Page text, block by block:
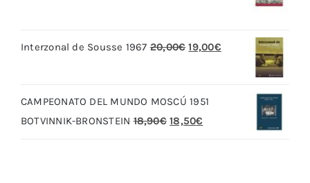
era:
es:
Interzonal de Sousse 1967 20,00€ El
era:
20,00€.
19,00€El
CAMPEONATO DEL MUNDO MOSCÚ 1951
BOTVINNIK-BRONSTEIN 18,90€ El
18,50€